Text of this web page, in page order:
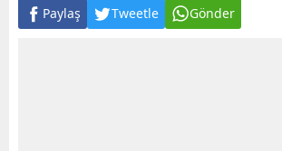
Paylaş Tweetle Gönder